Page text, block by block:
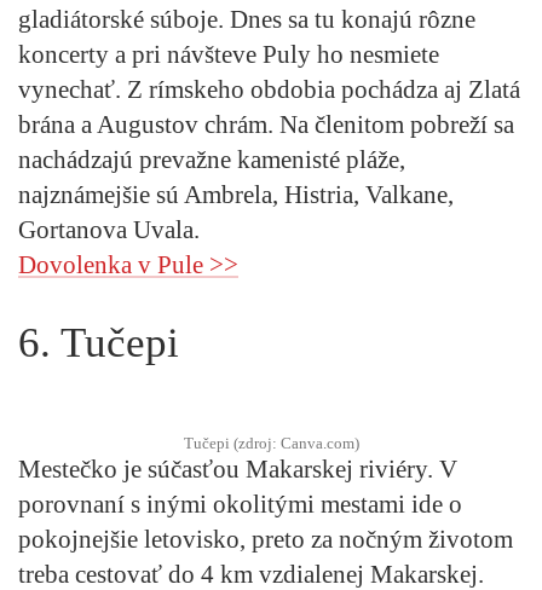
gladiátorské súboje. Dnes sa tu konajú rôzne
koncerty a pri návšteve Puly ho nesmiete
vynechať. Z rímskeho obdobia pochádza aj Zlatá
brána a Augustov chrám. Na členitom pobreží sa
nachádzajú prevažne kamenisté pláže,
najznámejšie sú Ambrela, Histria, Valkane,
Gortanova Uvala.
Dovolenka v Pule >>
6. Tučepi
Tučepi (zdroj: Canva.com)
Mestečko je súčasťou Makarskej riviéry. V
porovnaní s inými okolitými mestami ide o
pokojnejšie letovisko, preto za nočným životom
treba cestovať do 4 km vzdialenej Makarskej.